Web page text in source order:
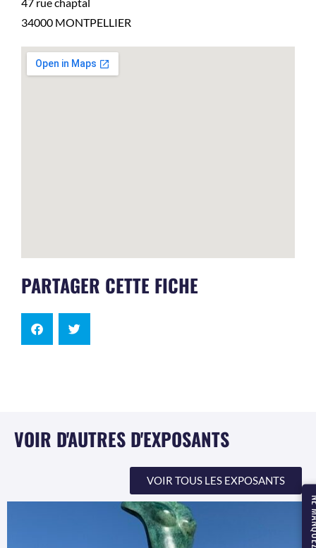
34000 MONTPELLIER
PARTAGER CETTE FICHE
VOIR D'AUTRES D'EXPOSANTS
VOIR TOUS LES EXPOSANTS